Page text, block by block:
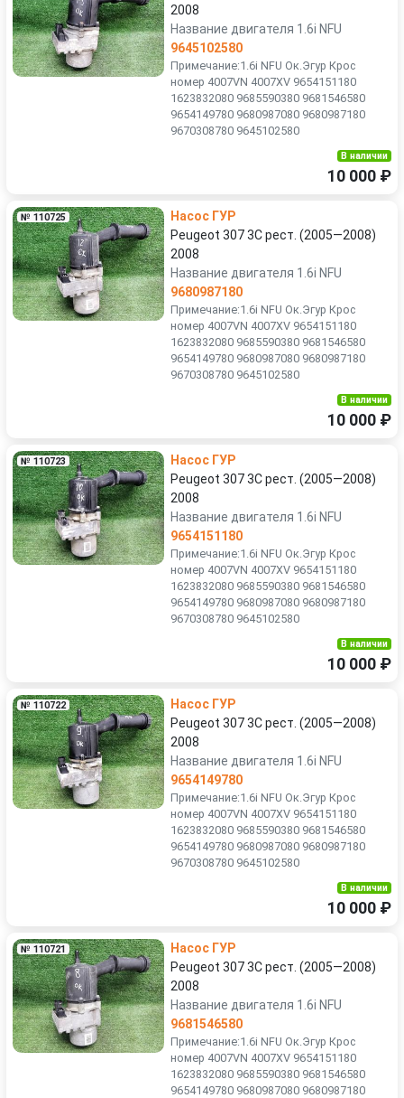
2008
Название двигателя 1.6i NFU
9645102580
Примечание:1.6i NFU Ок.Эгур Крос
номер 4007VN 4007XV 9654151180
1623832080 9685590380 9681546580
9654149780 9680987080 9680987180
9670308780 9645102580
В наличии
10 000 ₽
№ 110725
Насос ГУР
Peugeot 307 3C рест. (2005—2008)
2008
Название двигателя 1.6i NFU
9680987180
Примечание:1.6i NFU Ок.Эгур Крос
номер 4007VN 4007XV 9654151180
1623832080 9685590380 9681546580
9654149780 9680987080 9680987180
9670308780 9645102580
В наличии
10 000 ₽
№ 110723
Насос ГУР
Peugeot 307 3C рест. (2005—2008)
2008
Название двигателя 1.6i NFU
9654151180
Примечание:1.6i NFU Ок.Эгур Крос
номер 4007VN 4007XV 9654151180
1623832080 9685590380 9681546580
9654149780 9680987080 9680987180
9670308780 9645102580
В наличии
10 000 ₽
№ 110722
Насос ГУР
Peugeot 307 3C рест. (2005—2008)
2008
Название двигателя 1.6i NFU
9654149780
Примечание:1.6i NFU Ок.Эгур Крос
номер 4007VN 4007XV 9654151180
1623832080 9685590380 9681546580
9654149780 9680987080 9680987180
9670308780 9645102580
В наличии
10 000 ₽
№ 110721
Насос ГУР
Peugeot 307 3C рест. (2005—2008)
2008
Название двигателя 1.6i NFU
9681546580
Примечание:1.6i NFU Ок.Эгур Крос
номер 4007VN 4007XV 9654151180
1623832080 9685590380 9681546580
9654149780 9680987080 9680987180